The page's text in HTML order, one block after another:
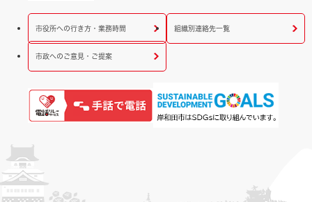
市役所への行き方・業務時間 組織別連絡先一覧
市政へのご意見・ご提案